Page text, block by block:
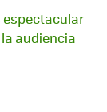
espectacular
audiencia